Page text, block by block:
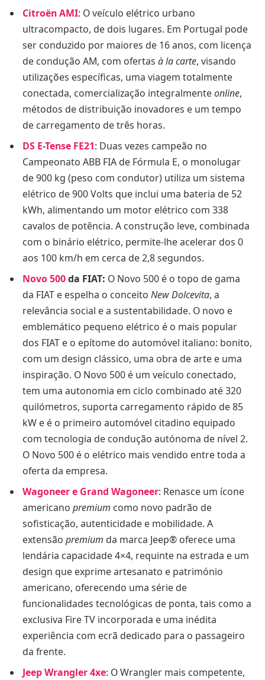
Citroën AMI: O veículo elétrico urbano
ultracompacto, de dois lugares. Em Portugal pode
ser conduzido por maiores de 16 anos, com licença
de condução AM, com ofertas à la carte, visando
utilizações específicas, uma viagem totalmente
conectada, comercialização integralmenteonline,
métodos de distribuição inovadores e um tempo
de carregamento de três horas.
DS E-Tense FE21: Duas vezes campeão no
Campeonato ABB FIA de Fórmula E, o monolugar
de 900 kg (peso com condutor) utiliza um sistema
elétrico de 900 Volts que inclui uma bateria de 52
kWh, alimentando um motor elétrico com 338
cavalos de potência. A construção leve, combinada
com o binário elétrico, permite-lhe acelerar dos 0
aos 100 km/h em cerca de 2,8 segundos.
Novo 500da FIAT: O Novo 500 é o topo de gama
da FIAT e espelha o conceito New Dolcevita, a
relevância social e a sustentabilidade. O novo e
emblemático pequeno elétrico é o mais popular
dos FIAT e o epítome do automóvel italiano: bonito,
com um design clássico, uma obra de arte e uma
inspiração. O Novo 500 é um veículo conectado,
tem uma autonomia em ciclo combinado até 320
quilómetros, suporta carregamento rápido de 85
kW e é o primeiro automóvel citadino equipado
com tecnologia de condução autónoma de nível 2.
O Novo 500 é o elétrico mais vendido entre toda a
oferta da empresa.
Wagoneer e Grand Wagoneer: Renasce um ícone
americano premium como novo padrão de
sofisticação, autenticidade e mobilidade. A
extensão premium da marca Jeep® oferece uma
lendária capacidade 4×4, requinte na estrada e um
design que exprime artesanato e património
americano, oferecendo uma série de
funcionalidades tecnológicas de ponta, tais como a
exclusiva Fire TV incorporada e uma inédita
experiência com ecrã dedicado para o passageiro
da frente.
Jeep Wrangler 4xe: O Wrangler mais competente,